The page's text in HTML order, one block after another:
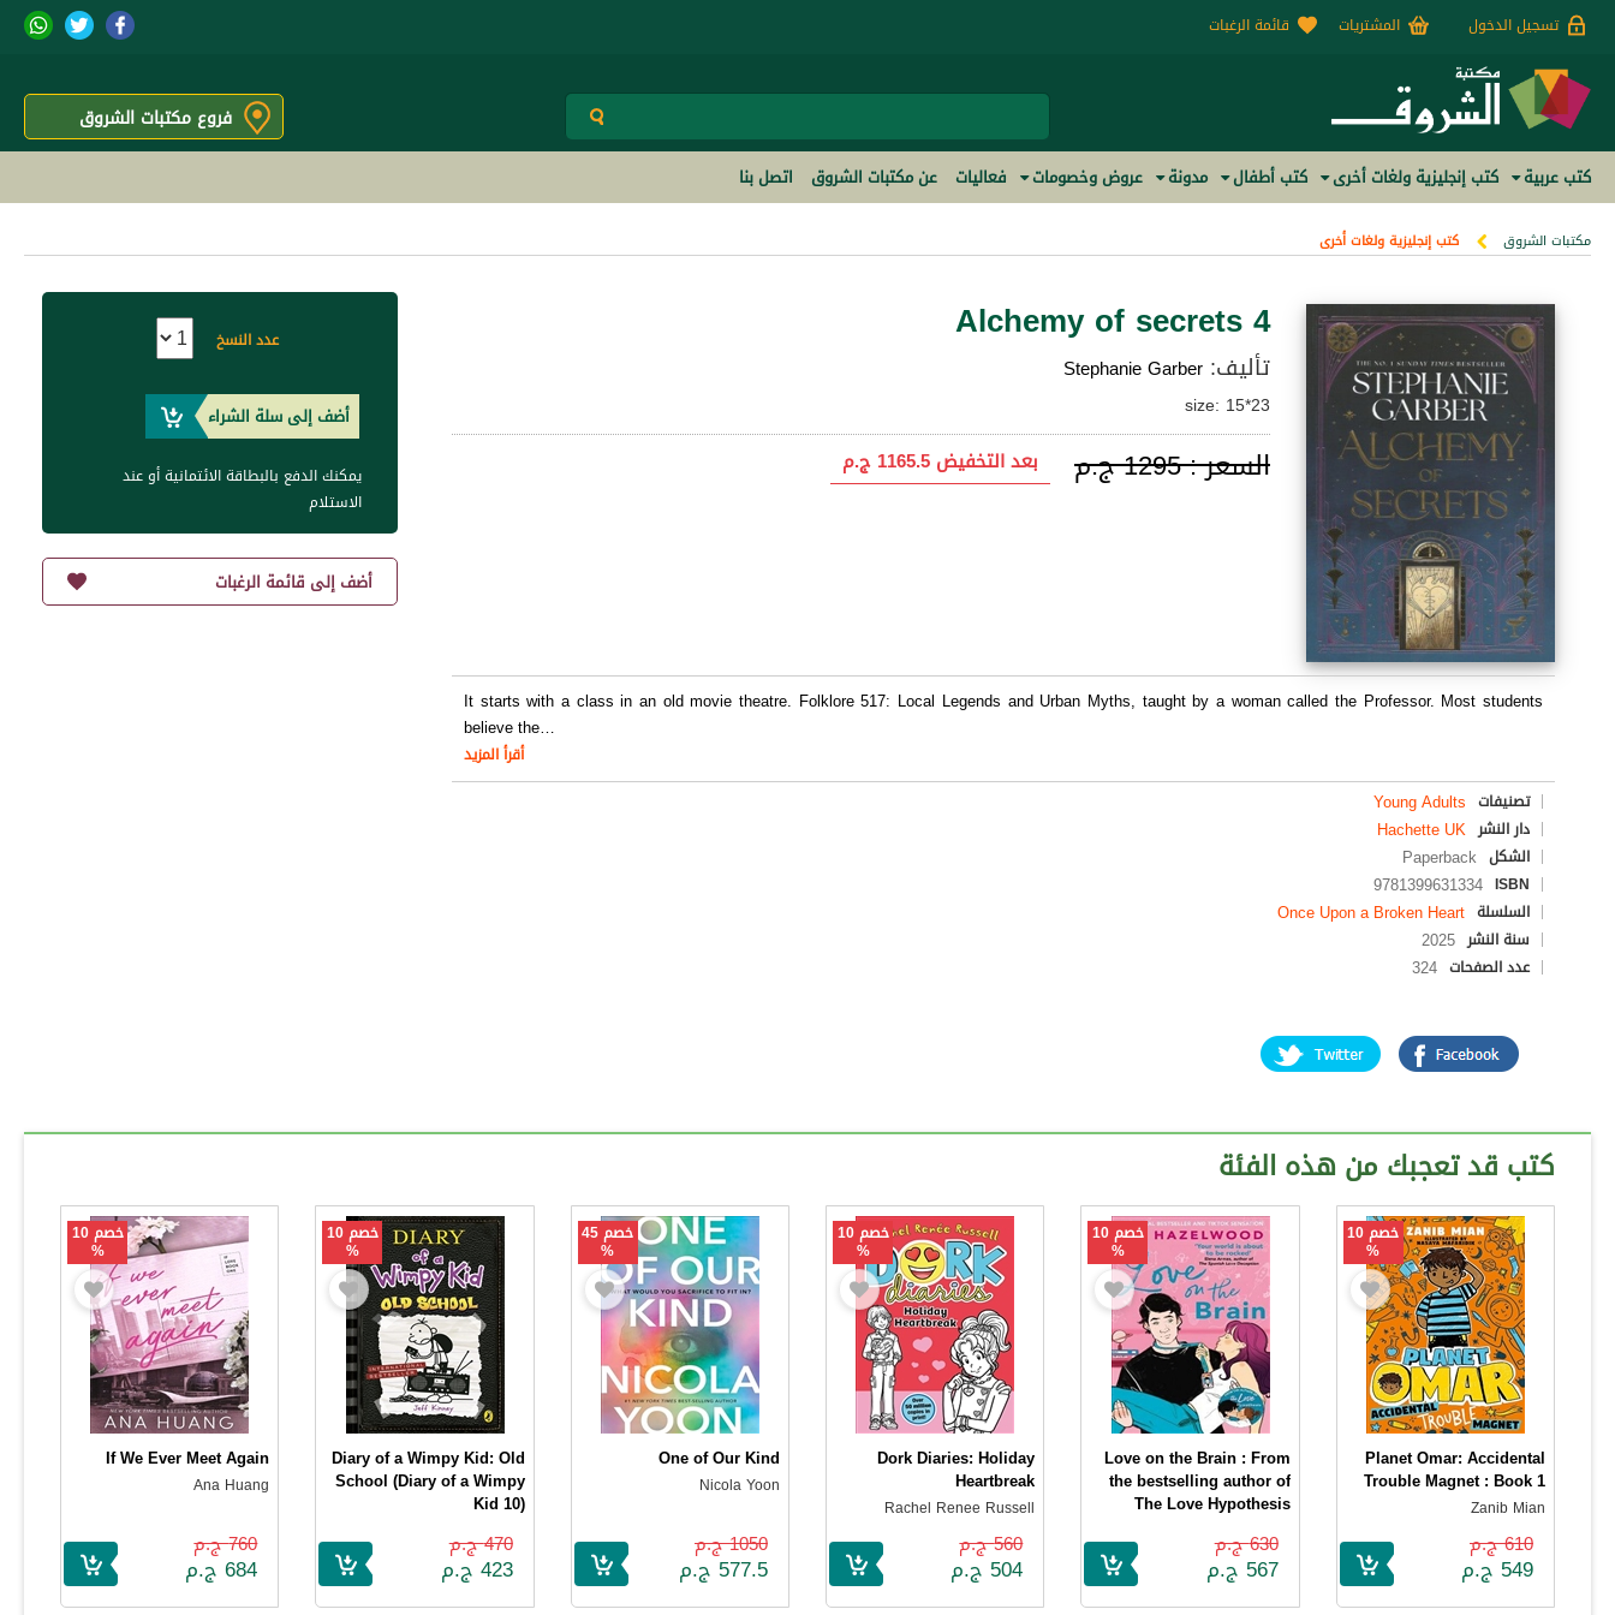
تسجيل الدخول المشتريات قائمة الرغبات
فروع مكتبات الشروق
كتب عربية كتب إنجليزية ولغات أخرى كتب أطفال مدونة عروض وخصومات فعاليات عن مكتبات الشروق اتصل بنا
مكتبات الشروق كتب إنجليزية ولغات أخرى
Alchemy of secrets 4
تأليف: Stephanie Garber
size: 15*23
السعر :1295 ج.م بعد التخفيض 1165.5 ج.م
It starts with a class in an old movie theatre. Folklore 517: Local Legends and Urban Myths, taught by a woman called the Professor. Most students
believe the…
أقرأ المزيد
تصنيفات Young Adults
دار النشر Hachette UK
الشكل Paperback
ISBN
9781399631334
السلسلة Once Upon a Broken Heart
سنة النشر 2025
عدد الصفحات 324
عدد النسخ
أضف إلى سلة الشراء
يمكنك الدفع بالبطاقة الائتمانية أو عند
الاستلام
أضف إلى قائمة الرغبات
كتب قد تعجبك من هذه الفئة
خصم 10
%
Planet Omar: Accidental
Trouble Magnet : Book 1
Zanib Mian
610 ج.م
549 ج.م
خصم 10
%
Love on the Brain : From
the bestselling author of
The Love Hypothesis
Ali Hazelwood
630 ج.م
567 ج.م
خصم 10
%
Dork Diaries: Holiday
Heartbreak
Rachel Renee Russell
560 ج.م
504 ج.م
خصم 45
%
One of Our Kind
Nicola Yoon
1050 ج.م
577.5 ج.م
خصم 10
%
Diary of a Wimpy Kid: Old
School (Diary of a Wimpy
Kid 10)
Jeff Kinney
470 ج.م
423 ج.م
خصم 10
%
If We Ever Meet Again
Ana Huang
760 ج.م
684 ج.م